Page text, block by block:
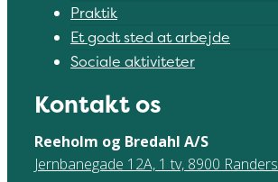
Praktik
Et godt sted at arbejde
Sociale aktiviteter
Kontakt os
Reeholm og Bredahl A/S
Jernbanegade 12A, 1 tv, 8900 Randers